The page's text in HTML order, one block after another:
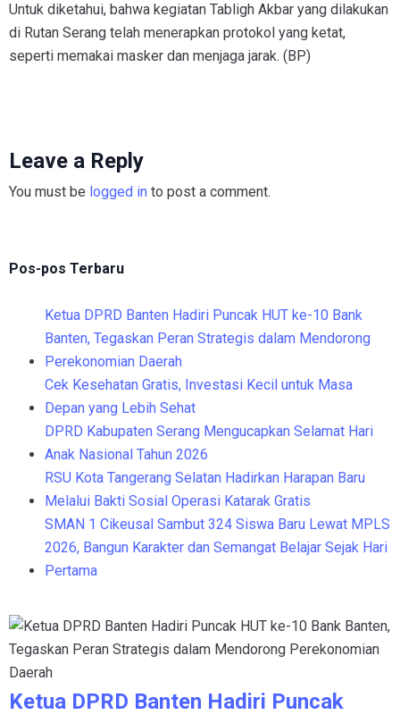
Untuk diketahui, bahwa kegiatan Tabligh Akbar yang dilakukan
di Rutan Serang telah menerapkan protokol yang ketat,
seperti memakai masker dan menjaga jarak. (BP)
Leave a Reply
You must be logged in to post a comment.
Pos-pos Terbaru
Ketua DPRD Banten Hadiri Puncak HUT ke-10 Bank
Banten, Tegaskan Peran Strategis dalam Mendorong
Perekonomian Daerah
Cek Kesehatan Gratis, Investasi Kecil untuk Masa
Depan yang Lebih Sehat
DPRD Kabupaten Serang Mengucapkan Selamat Hari
Anak Nasional Tahun 2026
RSU Kota Tangerang Selatan Hadirkan Harapan Baru
Melalui Bakti Sosial Operasi Katarak Gratis
SMAN 1 Cikeusal Sambut 324 Siswa Baru Lewat MPLS
2026, Bangun Karakter dan Semangat Belajar Sejak Hari
Pertama
Ketua DPRD Banten Hadiri Puncak